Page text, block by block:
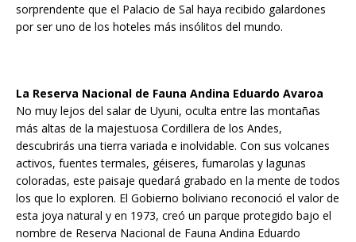
sorprendente que el Palacio de Sal haya recibido galardones
por ser uno de los hoteles más insólitos del mundo.
La Reserva Nacional de Fauna Andina Eduardo Avaroa
No muy lejos del salar de Uyuni, oculta entre las montañas
más altas de la majestuosa Cordillera de los Andes,
descubrirás una tierra variada e inolvidable. Con sus volcanes
activos, fuentes termales, géiseres, fumarolas y lagunas
coloradas, este paisaje quedará grabado en la mente de todos
los que lo exploren. El Gobierno boliviano reconoció el valor de
esta joya natural y en 1973, creó un parque protegido bajo el
nombre de Reserva Nacional de Fauna Andina Eduardo